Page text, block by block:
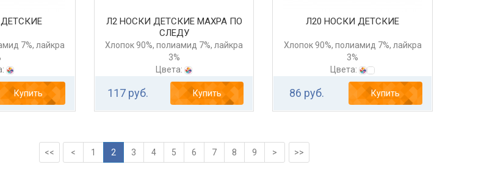
7%, лайкра
Купить
Л2 НОСКИ ДЕТСКИЕ МАХРА ПО
СЛЕДУ
Хлопок 90%, полиамид 7%, лайкра
3%
Цвета:
117 руб. Купить
Л20 НОСКИ ДЕТСКИЕ
Хлопок 90%, полиамид 7%, лайкра
3%
Цвета:
86 руб. Купить
<< < 1 2 3 4 5 6 7 8 9 > >>